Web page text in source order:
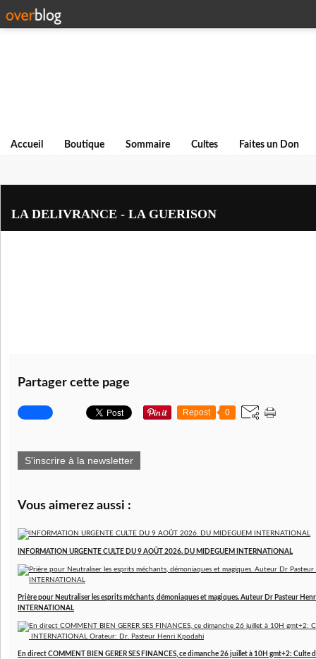
Accueil Boutique Sommaire Cultes Faites un Don
LA DELIVRANCE - LA GUERISON
Partager cette page
Repost 0
S'inscrire à la newsletter
Vous aimerez aussi :
INFORMATION URGENTE CULTE DU 9 AOÛT 2026. DU MIDEGUEM INTERNATIONAL
Prière pour Neutraliser les esprits méchants, démoniaques et magiques. Auteur Dr Pasteur
INTERNATIONAL
En direct COMMENT BIEN GERER SES FINANCES, ce dimanche 26 juillet à 10H gmt+2: